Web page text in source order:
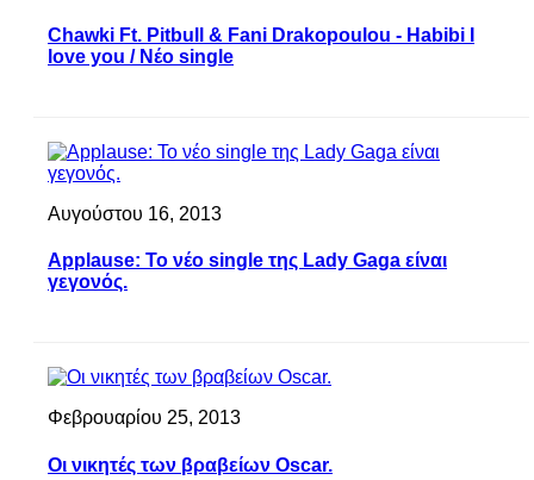
Chawki Ft. Pitbull & Fani Drakopoulou - Habibi I
love you / Νέο single
Αυγούστου 16, 2013
Applause: Το νέο single της Lady Gaga είναι
γεγονός.
Φεβρουαρίου 25, 2013
Οι νικητές των βραβείων Oscar.